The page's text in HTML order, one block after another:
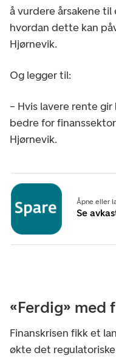
å vurdere årsakene
hvordan dette kan
Hjørnevik.
Og legger til:
– Hvis lavere rente
bedre for
Hjørnevik.
Åpne eller
Se
«Ferdig» med
Finanskrisen fikk et
økte det